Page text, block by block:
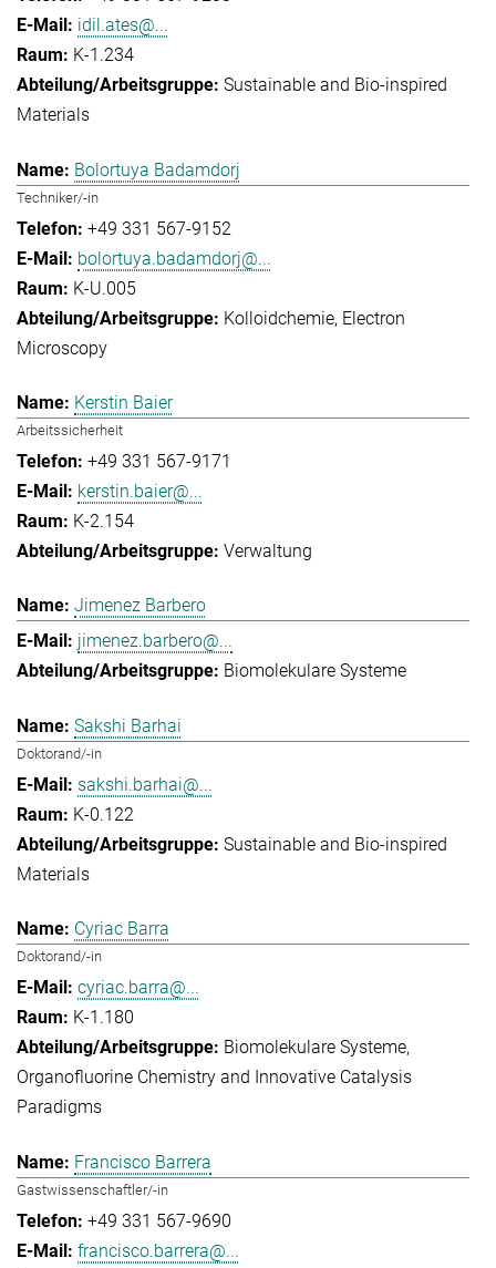
idil.ates@...
K-1.234
Sustainable and Bio-inspired
Materials
Bolortuya Badamdorj
Techniker/-in
+49 331 567-9152
bolortuya.badamdorj@...
K-U.005
Kolloidchemie Electron
Microscopy
Kerstin Baier
Arbeitssicherheit
+49 331 567-9171
kerstin.baier@...
K-2.154
Verwaltung
Jimenez Barbero
jimenez.barbero@...
Biomolekulare Systeme
Sakshi Barhai
Doktorand/-in
sakshi.barhai@...
K-0.122
Sustainable and Bio-inspired
Materials
Cyriac Barra
Doktorand/-in
cyriac.barra@...
K-1.180
Biomolekulare Systeme
Organofluorine Chemistry and Innovative Catalysis
Paradigms
Francisco Barrera
Gastwissenschaftler/-in
+49 331 567-9690
francisco.barrera@...